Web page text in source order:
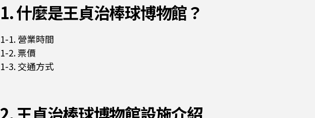
1. 什麼是王貞治棒球博物館？
1-1. 營業時間
1-2. 票價
1-3. 交通方式